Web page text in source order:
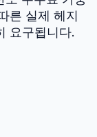
른 실제 헤지
요구됩니다.